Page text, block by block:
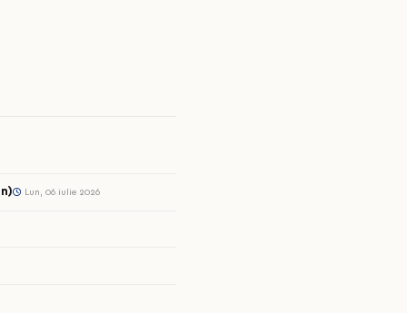
Lun, 06 iulie 2026